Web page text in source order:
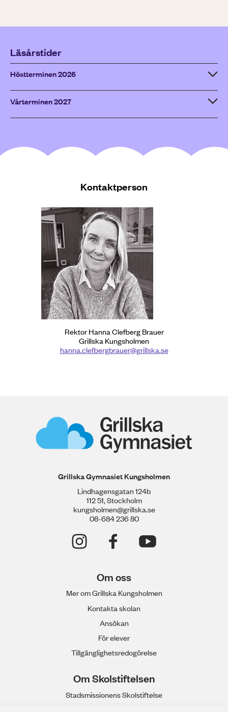
Läsårstider
Höstterminen 2026
Vårterminen 2027
Kontaktperson
Rektor Hanna Clefberg Brauer
Grillska Kungsholmen
hanna.clefbergbrauer@grillska.se
Grillska Gymnasiet Kungsholmen
Lindhagensgatan 124b
112 51, Stockholm
kungsholmen@grillska.se
08-684 236 80
Om oss
Mer om Grillska Kungsholmen
Kontakta skolan
Ansökan
För elever
Tillgänglighetsredogörelse
Om Skolstiftelsen
Stadsmissionens Skolstiftelse